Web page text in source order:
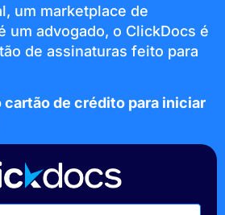
um marketplace de
um advogado, o ClickDocs é
de assinaturas feito para
cartão de crédito para iniciar